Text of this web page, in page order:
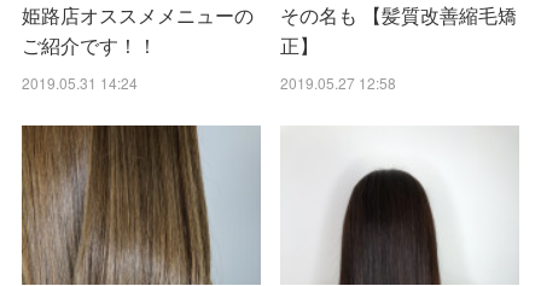
姫路店オススメメニューの
ご紹介です！！
2019.05.31 14:24
その名も 【髪質改善縮毛矯
正】
2019.05.27 12:58